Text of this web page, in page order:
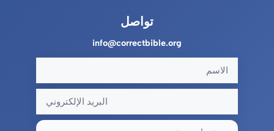
تواصل
info@correctbible.org